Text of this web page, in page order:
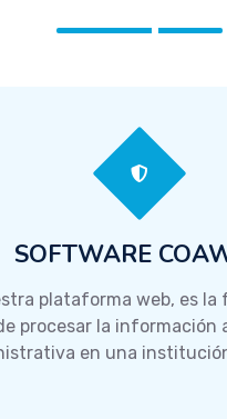
SOFTWARE
plataforma web, es la
procesar la información
en una